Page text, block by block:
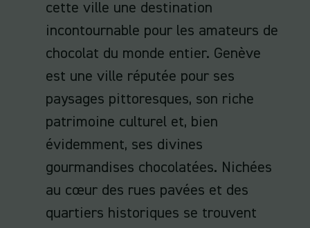
cette ville une destination
incontournable pour les amateurs de
chocolat du monde entier. Genève
est une ville réputée pour ses
paysages pittoresques, son riche
patrimoine culturel et, bien
évidemment, ses divines
gourmandises chocolatées. Nichées
au cœur des rues pavées et des
quartiers historiques se trouvent